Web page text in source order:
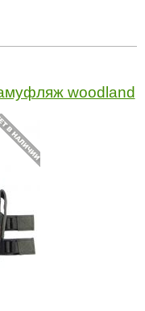
woodland